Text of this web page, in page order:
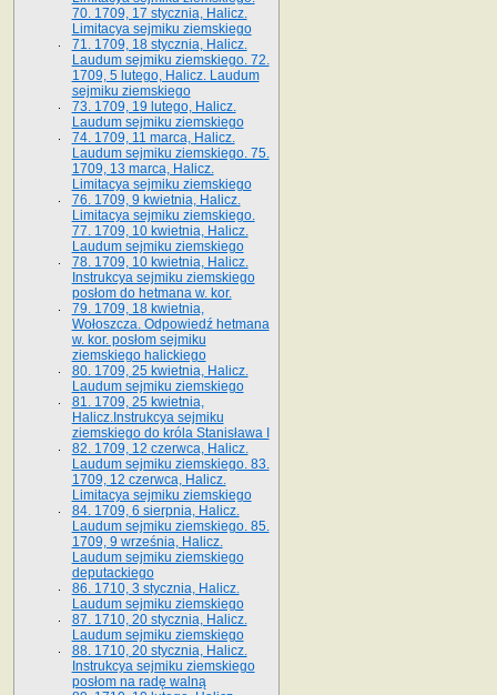
70. 1709, 17 stycznia, Halicz.
Limitacya sejmiku ziemskiego
71. 1709, 18 stycznia, Halicz.
Laudum sejmiku ziemskiego. 72.
1709, 5 lutego, Halicz. Laudum
sejmiku ziemskiego
73. 1709, 19 lutego, Halicz.
Laudum sejmiku ziemskiego
74. 1709, 11 marca, Halicz.
Laudum sejmiku ziemskiego. 75.
1709, 13 marca, Halicz.
Limitacya sejmiku ziemskiego
76. 1709, 9 kwietnia, Halicz.
Limitacya sejmiku ziemskiego.
77. 1709, 10 kwietnia, Halicz.
Laudum sejmiku ziemskiego
78. 1709, 10 kwietnia, Halicz.
Instrukcya sejmiku ziemskiego
posłom do hetmana w. kor.
79. 1709, 18 kwietnia,
Wołoszcza. Odpowiedź hetmana
w. kor. posłom sejmiku
ziemskiego halickiego
80. 1709, 25 kwietnia, Halicz.
Laudum sejmiku ziemskiego
81. 1709, 25 kwietnia,
Halicz.Instrukcya sejmiku
ziemskiego do króla Stanisława I
82. 1709, 12 czerwca, Halicz.
Laudum sejmiku ziemskiego. 83.
1709, 12 czerwca, Halicz.
Limitacya sejmiku ziemskiego
84. 1709, 6 sierpnia, Halicz.
Laudum sejmiku ziemskiego. 85.
1709, 9 września, Halicz.
Laudum sejmiku ziemskiego
deputackiego
86. 1710, 3 stycznia, Halicz.
Laudum sejmiku ziemskiego
87. 1710, 20 stycznia, Halicz.
Laudum sejmiku ziemskiego
88. 1710, 20 stycznia, Halicz.
Instrukcya sejmiku ziemskiego
posłom na radę walną